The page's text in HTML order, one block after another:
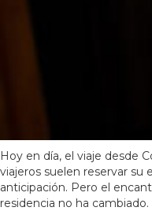
Hoy en día, el viaje desde
viajeros suelen reservar su
anticipación. Pero el
residencia no ha